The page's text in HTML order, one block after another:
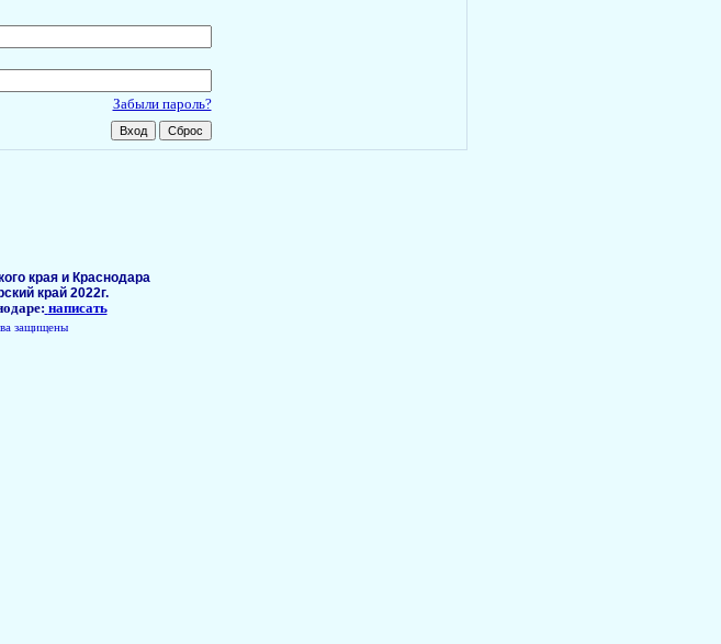
Забыли пароль?
края и Краснодара
край 2022г.
написать
защищены